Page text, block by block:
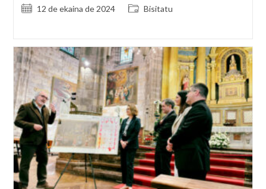
Post12 de ekaina de 2024
PostBisitatu